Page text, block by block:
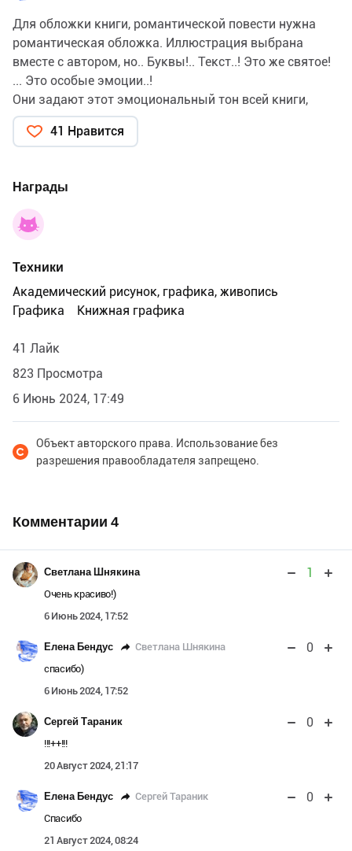
Для обложки книги, романтической повести нужна
романтическая обложка. Иллюстрация выбрана
вместе с автором, но.. Буквы!.. Текст..! Это же святое!
... Это особые эмоции..!
Они задают этот эмоциональный тон всей книги,
настраивают читателя для восприятия содержания
текста. К этому нужен особый подход!
А повесть хорошая!
41 Нравится
Награды
Техники
Академический рисунок, графика, живопись
Графика
Книжная графика
41 Лайк
823 Просмотра
6 Июнь 2024, 17:49
Объект авторского права. Использование без
разрешения правообладателя запрещено.
Комментарии 4
Светлана Шнякина 1
Очень красиво!)
6 Июнь 2024, 17:52
Елена Бендус Светлана Шнякина 0
спасибо)
6 Июнь 2024, 17:52
Сергей Тараник 0
!!!++!!!
20 Август 2024, 21:17
Елена Бендус Сергей Тараник 0
Спасибо
21 Август 2024, 08:24